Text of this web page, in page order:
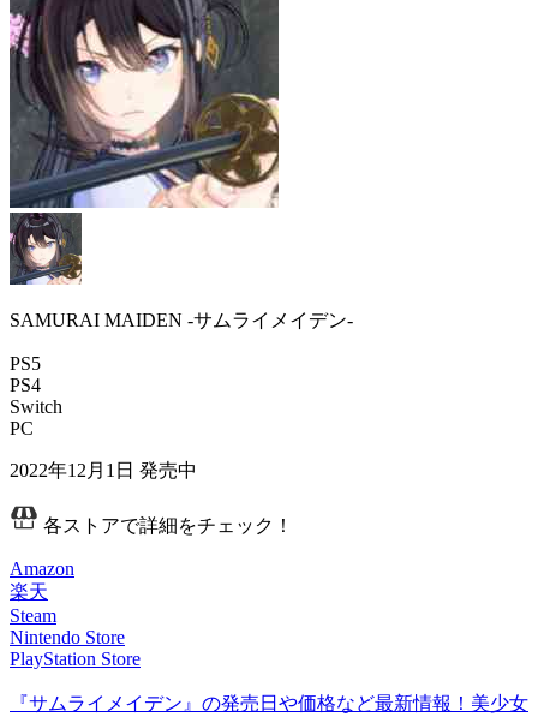
SAMURAI MAIDEN -サムライメイデン-
PS5
PS4
Switch
PC
2022年12月1日 発売中
各ストアで詳細をチェック！
Amazon
楽天
Steam
Nintendo Store
PlayStation Store
『サムライメイデン』の発売日や価格など最新情報！美少女